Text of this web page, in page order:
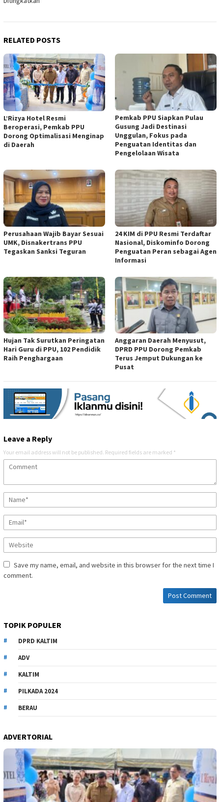
RELATED POSTS
L’Rizya Hotel Resmi
Beroperasi, Pemkab PPU
Dorong Optimalisasi Menginap
di Daerah
Pemkab PPU Siapkan Pulau
Gusung Jadi Destinasi
Unggulan, Fokus pada
Penguatan Identitas dan
Pengelolaan Wisata
Perusahaan Wajib Bayar Sesuai
UMK, Disnakertrans PPU
Tegaskan Sanksi Teguran
24 KIM di PPU Resmi Terdaftar
Nasional, Diskominfo Dorong
Penguatan Peran sebagai Agen
Informasi
Hujan Tak Surutkan Peringatan
Hari Guru di PPU, 102 Pendidik
Raih Penghargaan
Anggaran Daerah Menyusut,
DPRD PPU Dorong Pemkab
Terus Jemput Dukungan ke
Pusat
Leave a Reply
Your email address will not be published. Required fields are marked *
Save my name, email, and website in this browser for the next time I
comment.
TOPIK POPULER
DPRD KALTIM
ADV
KALTIM
PILKADA 2024
BERAU
ADVERTORIAL